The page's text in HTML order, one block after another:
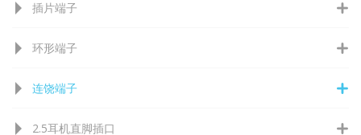
插片端子
环形端子
连饶端子
2.5耳机直脚插口